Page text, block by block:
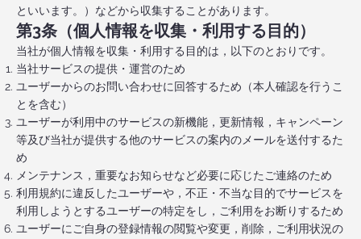
といいます。）などから収集することがあります。
第3条（個人情報を収集・利用する目的）
当社が個人情報を収集・利用する目的は，以下のとおりです。
当社サービスの提供・運営のため
ユーザーからのお問い合わせに回答するため（本人確認を行うこ
とを含む）
ユーザーが利用中のサービスの新機能，更新情報，キャンペーン
等及び当社が提供する他のサービスの案内のメールを送付するた
め
メンテナンス，重要なお知らせなど必要に応じたご連絡のため
利用規約に違反したユーザーや，不正・不当な目的でサービスを
利用しようとするユーザーの特定をし，ご利用をお断りするため
ユーザーにご自身の登録情報の閲覧や変更，削除，ご利用状況の